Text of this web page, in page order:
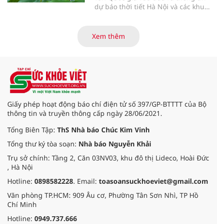
dự báo thời tiết Hà Nội và các khu
Xem thêm
Giấy phép hoạt động báo chí điện tử số 397/GP-BTTTT của Bộ
thông tin và truyền thông cấp ngày 28/06/2021.
Tổng Biên Tập: ThS Nhà báo Chúc Kim Vinh
Tổng thư ký tòa soạn: Nhà báo Nguyễn Khải
Trụ sở chính: Tầng 2, Căn 03NV03, khu đô thị Lideco, Hoài Đức
, Hà Nội
Hotline: 0898582228. Email: toasoansuckhoeviet@gmail.com
Văn phòng TP.HCM: 909 Âu cơ, Phường Tân Sơn Nhì, TP Hồ
Chí Minh
Hotline: 0949.737.666